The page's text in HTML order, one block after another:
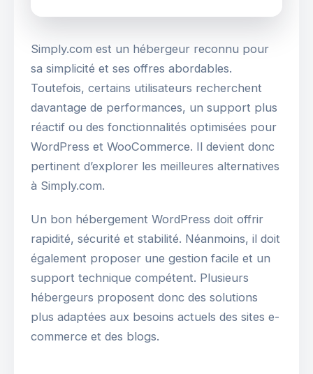
Simply.com est un hébergeur reconnu pour
sa simplicité et ses offres abordables.
Toutefois, certains utilisateurs recherchent
davantage de performances, un support plus
réactif ou des fonctionnalités optimisées pour
WordPress et WooCommerce. Il devient donc
pertinent d’explorer les meilleures alternatives
à Simply.com.
Un bon hébergement WordPress doit offrir
rapidité, sécurité et stabilité. Néanmoins, il doit
également proposer une gestion facile et un
support technique compétent. Plusieurs
hébergeurs proposent donc des solutions
plus adaptées aux besoins actuels des sites e-
commerce et des blogs.